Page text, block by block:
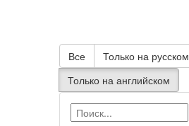
Все
Только на русском
Только на английском